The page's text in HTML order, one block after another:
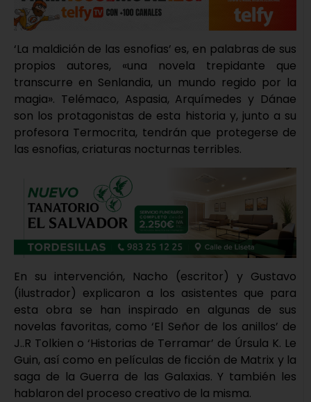
‘La maldición de las esnofias’ es, en palabras de sus
propios autores, «una novela trepidante que
transcurre en Senlandia, un mundo regido por la
magia». Telémaco, Aspasia, Arquímedes y Dánae
son los protagonistas de esta historia y, junto a su
profesora Termocrita, tendrán que protegerse de
las esnofias, criaturas nocturnas terribles.
En su intervención, Nacho (escritor) y Gustavo
(ilustrador) explicaron a los asistentes que para
esta obra se han inspirado en algunas de sus
novelas favoritas, como ‘El Señor de los anillos’ de
J..R Tolkien o ‘Historias de Terramar’ de Úrsula K. Le
Guin, así como en películas de ficción de Matrix y la
saga de la Guerra de las Galaxias. Y también les
hablaron del proceso creativo de la misma.